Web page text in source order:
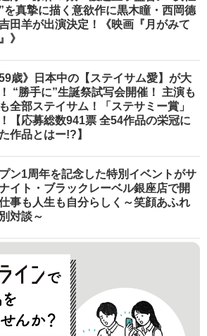
を真摯に描く意欲作に黒木瞳・西岡德
田羊が出演決定！《映画『月がみて
》
59歳》日本中の【ステイサム愛】が大
“勝手に”生誕祭試写会開催！ 主演も
全部ステイサム！「ステサミー賞」
【応募総数941票 全54作品の栄冠に
作品とはー!?】
ン1周年を記念した特別イベントがサ
イト・ブラックレーベル銀座店で開
事も人生も自分らしく～笑顔あふれ
対談～